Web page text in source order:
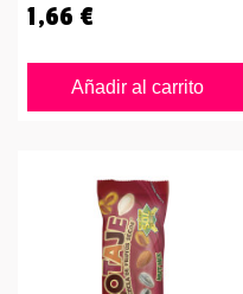
1,66 €
Añadir al carrito